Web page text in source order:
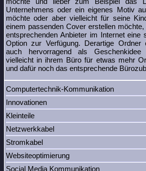
Unternehmens oder ein eigenes Motiv
möchte oder aber vielleicht für seine
einem passenden Cover erstellen
entsprechenden Anbieter im Internet eine
Option zur Verfügung. Derartige Ordner
auch hervorragend als
vielleicht in ihrem Büro für etwas mehr
und dafür noch das entsprechende
Computertechnik-Kommunikation
Innovationen
Kleinteile
Netzwerkkabel
Stromkabel
Websiteoptimierung
Social Media Kommunikation